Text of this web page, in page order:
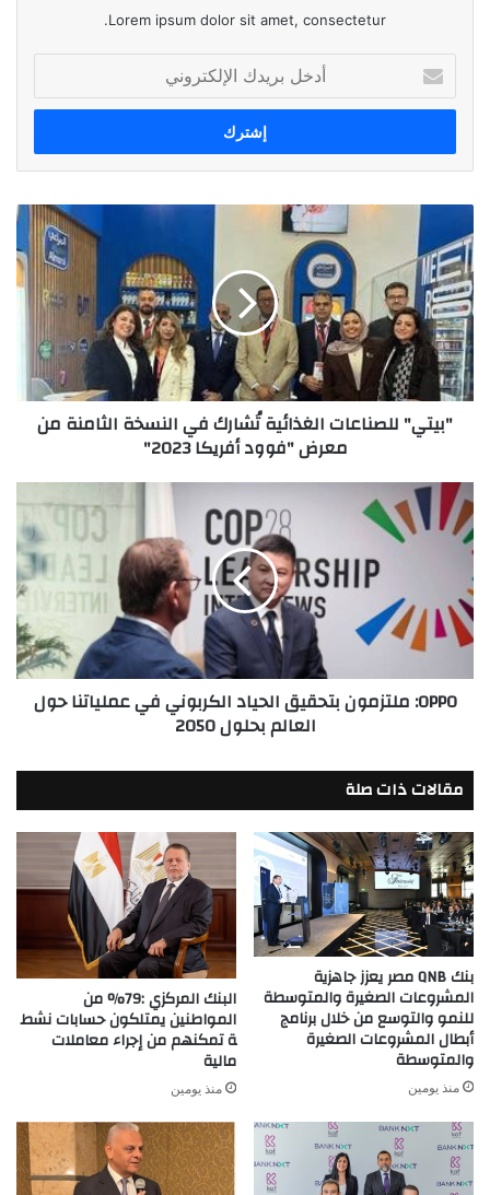
Lorem ipsum dolor sit amet, consectetur.
بريدك
الإلكتروني
للصناعات
الغذائية
تُشارك
في
النسخة
الثامنة
من
معرض
"فوود"بيتي" للصناعات الغذائية تُشارك في النسخة الثامنة من
معرض "فوود أفريكا 2023"
OPPO:
ملتزمون
بتحقيق
الحياد
الكربوني
في
عملياتنا
حول
العالم
بحلول
OPPO: ملتزمون بتحقيق الحياد الكربوني في عملياتنا حول
العالم بحلول 2050
مقالات ذات صلة
بنك QNB مصر يعزز جاهزية
المشروعات الصغيرة والمتوسطة
للنمو والتوسع من خلال برنامج
أبطال المشروعات الصغيرة
والمتوسطة
منذ يومين
البنك المركزي :79% من
المواطنين يمتلكون حسابات نشط
ة تمكنهم من إجراء معاملات
مالية
منذ يومين